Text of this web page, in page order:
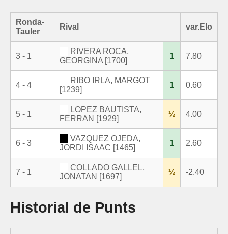
Ronda-
Tauler
Rival var.Elo
3 - 1
RIVERA ROCA,
GEORGINA [1700]
1 7.80
4 - 4
RIBO IRLA, MARGOT
[1239]
1 0.60
5 - 1
LOPEZ BAUTISTA,
FERRAN [1929]
½ 4.00
6 - 3
VAZQUEZ OJEDA,
JORDI ISAAC [1465]
1 2.60
7 - 1
COLLADO GALLEL,
JONATAN [1697]
½ -2.40
Historial de Punts